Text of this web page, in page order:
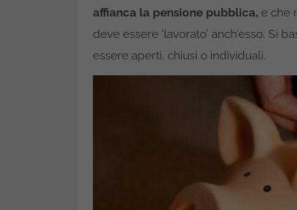
affianca la pensione pubblica, e che
deve essere ‘lavorato’ anch’esso. Si
essere aperti, chiusi o individuali.